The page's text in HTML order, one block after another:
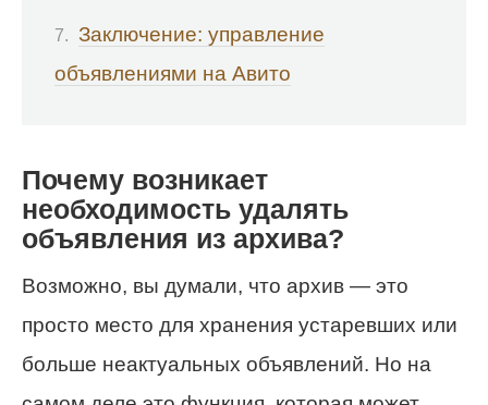
Заключение: управление
объявлениями на Авито
Почему возникает
необходимость удалять
объявления из архива?
Возможно, вы думали, что архив — это
просто место для хранения устаревших или
больше неактуальных объявлений. Но на